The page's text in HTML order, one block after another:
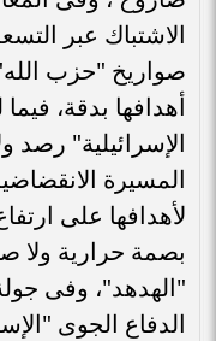
الاشتباك عبر
صواريخ "حزب
أهدافها بدقة،
الإسرائيلية"
المسيرة
لأهدافها على
بصمة حرارية ولا
"الهدهد"، وفى
الدفاع الجوى